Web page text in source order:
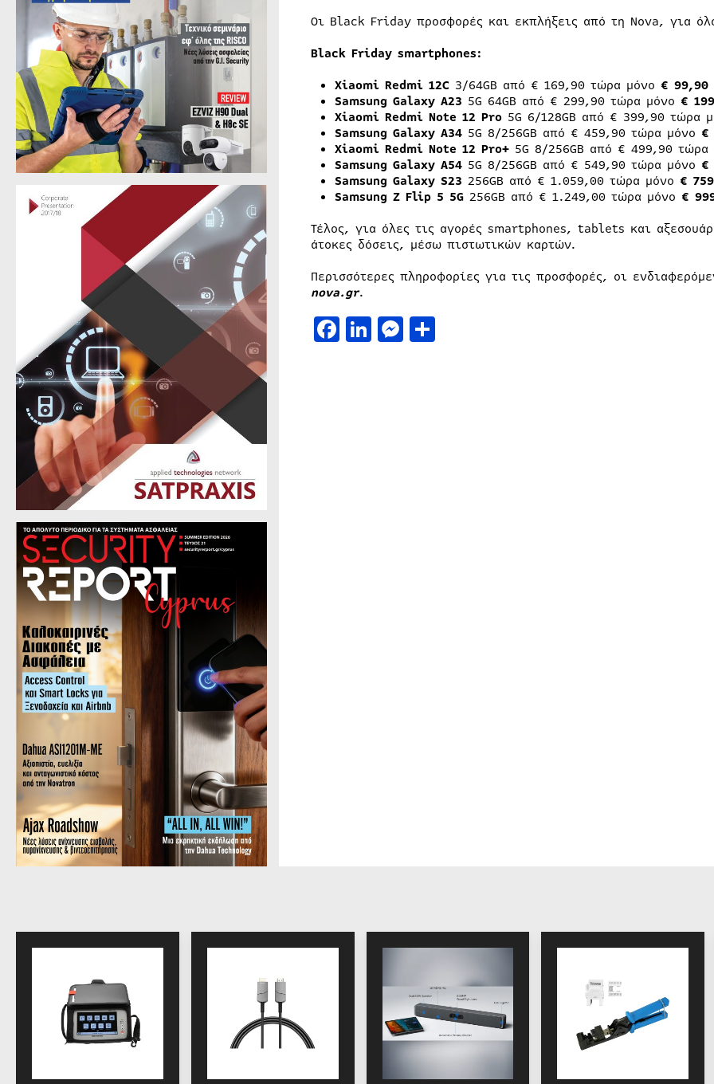
Οι Black Friday προσφορές και εκπλήξεις από τη Nova, για
Black Friday smartphones:
Xiaomi Redmi 12C3/64GB από € 169,90 τώρα μόνο € 99,90
Samsung Galaxy A23 5G 64GB από € 299,90 τώρα μόνο €
Xiaomi Redmi Note 12 Pro5G 6/128GB από € 399,90 τώρα
Samsung Galaxy A345G 8/256GB από € 459,90 τώρα μόνο €
Xiaomi Redmi Note 12 Pro+5G 8/256GΒ από € 499,90
Samsung Galaxy A545G 8/256GB από € 549,90 τώρα μόνο €
Samsung Galaxy S23 256GB από € 1.059,00 τώρα μόνο €
Samsung Z Flip 5 5G256GB από € 1.249,00 τώρα μόνο €
Τέλος, για όλες τις αγορές smartphones, tablets και
άτοκες δόσεις, μέσω πιστωτικών καρτών.
Περισσότερες πληροφορίες για τις προσφορές, οι
nova.gr.
Facebook
LinkedIn
Messenger
Μοιραστείτε